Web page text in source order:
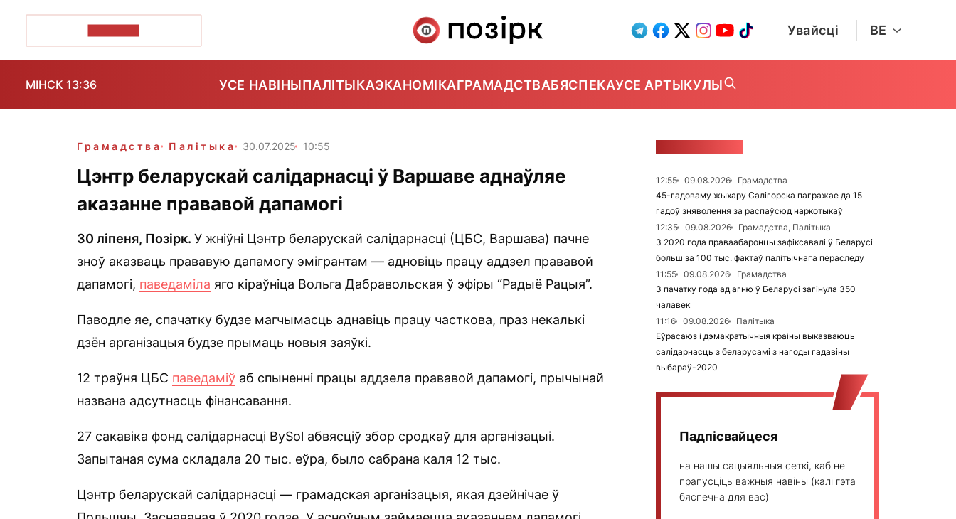
Увайсці BE
МІНСК 13:36 УСЕ НАВІНЫПАЛІТЫКАЭКАНОМІКАГРАМАДСТВАБЯСПЕКАУСЕ АРТЫКУЛЫ
Грамадства Палітыка 30.07.2025 10:55
Цэнтр беларускай салідарнасці ў Варшаве аднаўляе
аказанне прававой дапамогі
30 ліпеня, Позірк. У жніўні Цэнтр беларускай салідарнасці (ЦБС, Варшава) пачне
зноў аказваць прававую дапамогу эмігрантам — адновіць працу аддзел прававой
дапамогі, паведаміла яго кіраўніца Вольга Дабравольская ў эфіры “Радыё Рацыя”.
Паводле яе, спачатку будзе магчымасць аднавіць працу часткова, праз некалькі
дзён арганізацыя будзе прымаць новыя заяўкі.
12 траўня ЦБС паведаміў аб спыненні працы аддзела прававой дапамогі, прычынай
названа адсутнасць фінансавання.
27 сакавіка фонд салідарнасці BySol абвясціў збор сродкаў для арганізацыі.
Запытаная сума складала 20 тыс. еўра, было сабрана каля 12 тыс.
Цэнтр беларускай салідарнасці — грамадская арганізацыя, якая дзейнічае ў
12:55 09.08.2026
Грамадства
45-гадоваму жыхару Салігорска пагражае да 15
гадоў зняволення за распаўсюд наркотыкаў
12:35
09.08.2026
Грамадства, Палітыка
З 2020 года праваабаронцы зафіксавалі ў Беларусі
больш за 100 тыс. фактаў палітычнага пераследу
11:55
09.08.2026
Грамадства
З пачатку года ад агню ў Беларусі загінула 350
чалавек
11:16
09.08.2026
Палітыка
Еўрасаюз і дэмакратычныя краіны выказваюць
салідарнасць з беларусамі з нагоды гадавіны
выбараў-2020
Падпісвайцеся
на нашы сацыяльныя сеткі, каб не
прапусціць важныя навіны (калі гэта
бяспечна для вас)